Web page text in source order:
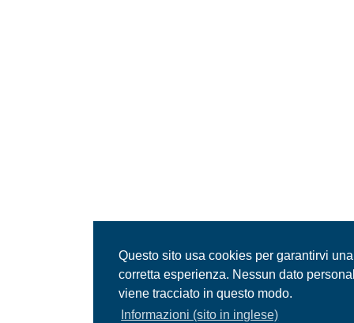
Questo sito usa cookies per garantirvi una
corretta esperienza. Nessun dato
viene tracciato in questo modo.
Informazioni (sito in inglese)